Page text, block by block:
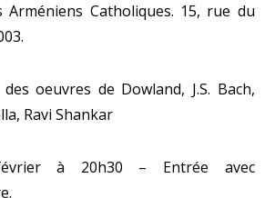
Arméniens Catholiques. 15, rue du
oeuvres de Dowland, J.S. Bach,
Ravi Shankar
à 20h30 – Entrée avec